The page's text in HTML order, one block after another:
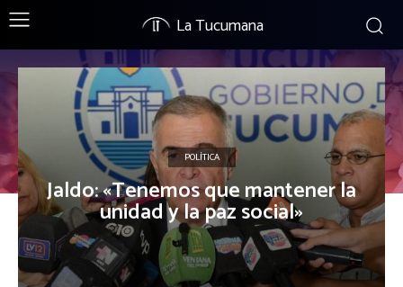
La Tucumana
POLÍTICA
Jaldo: «Tenemos que mantener la
unidad y la paz social»